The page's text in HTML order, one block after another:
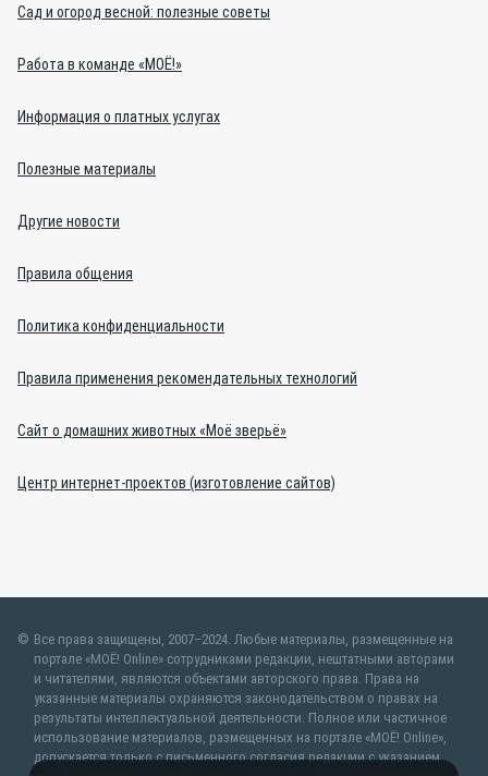
Сад и огород весной: полезные советы
Работа в команде «МОЁ!»
Информация о платных услугах
Полезные материалы
Другие новости
Правила общения
Политика конфиденциальности
Правила применения рекомендательных технологий
Сайт о домашних животных «Моё зверьё»
Центр интернет-проектов (изготовление сайтов)
Все права защищены, 2007–2024. Любые материалы, размещенные на
портале «МОЁ! Online» сотрудниками редакции, нештатными авторами
и читателями, являются объектами авторского права. Права на
указанные материалы охраняются законодательством о правах на
результаты интеллектуальной деятельности. Полное или частичное
использование материалов, размещенных на портале «МОЁ! Online»,
допускается только с письменного согласия редакции с указанием